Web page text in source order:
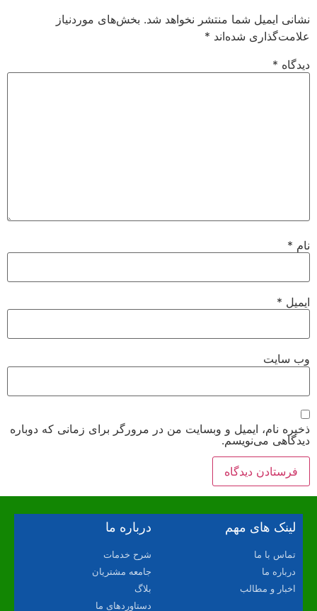
نشانی ایمیل شما منتشر نخواهد شد. بخش‌های موردنیاز
علامت‌گذاری شده‌اند *
دیدگاه *
نام *
ایمیل *
وب‌ سایت
ذخیره نام، ایمیل و وبسایت من در مرورگر برای زمانی که دوباره
دیدگاهی می‌نویسم.
لینک های مهم
تماس با ما
درباره ما
اخبار و مطالب
درباره ما
شرح خدمات
جامعه مشتریان
بلاگ
دستاوردهای ما